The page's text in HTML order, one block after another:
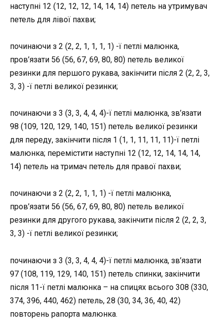
наступні 12 (12, 12, 12, 14, 14, 14) петель на утримувач
петель для лівої пахви;
починаючи з 2 (2, 2, 1, 1, 1, 1) -ї петлі малюнка,
пров’язати 56 (56, 67, 69, 80, 80) петель великої
резинки для першого рукава, закінчити після 2 (2, 2, 3,
3, 3) -ї петлі великої резинки;
починаючи з 3 (3, 3, 4, 4, 4)-ї петлі малюнка, зв’язати
98 (109, 120, 129, 140, 151) петель великої резинки
для переду, закінчити після 1 (1, 1, 11, 11, 11)-ї петлі
малюнка; перемістити наступні 12 (12, 12, 14, 14, 14,
14) петель на тримач петель для правої пахви;
починаючи з 2 (2, 2, 1, 1, 1) -ї петлі малюнка,
пров’язати 56 (56, 67, 69, 80, 80) петель великої
резинки для другого рукава, закінчити після 2 (2, 2, 3,
3, 3) -ї петлі великої резинки;
починаючи з 3 (3, 3, 4, 4, 4)-ї петлі малюнка, зв’язати
97 (108, 119, 129, 140, 151) петель спинки, закінчити
після 11-ї петлі малюнка – на спицях всього 308 (330,
374, 396, 440, 462) петель, 28 (30, 34, 36, 40, 42)
повторень рапорта малюнка.